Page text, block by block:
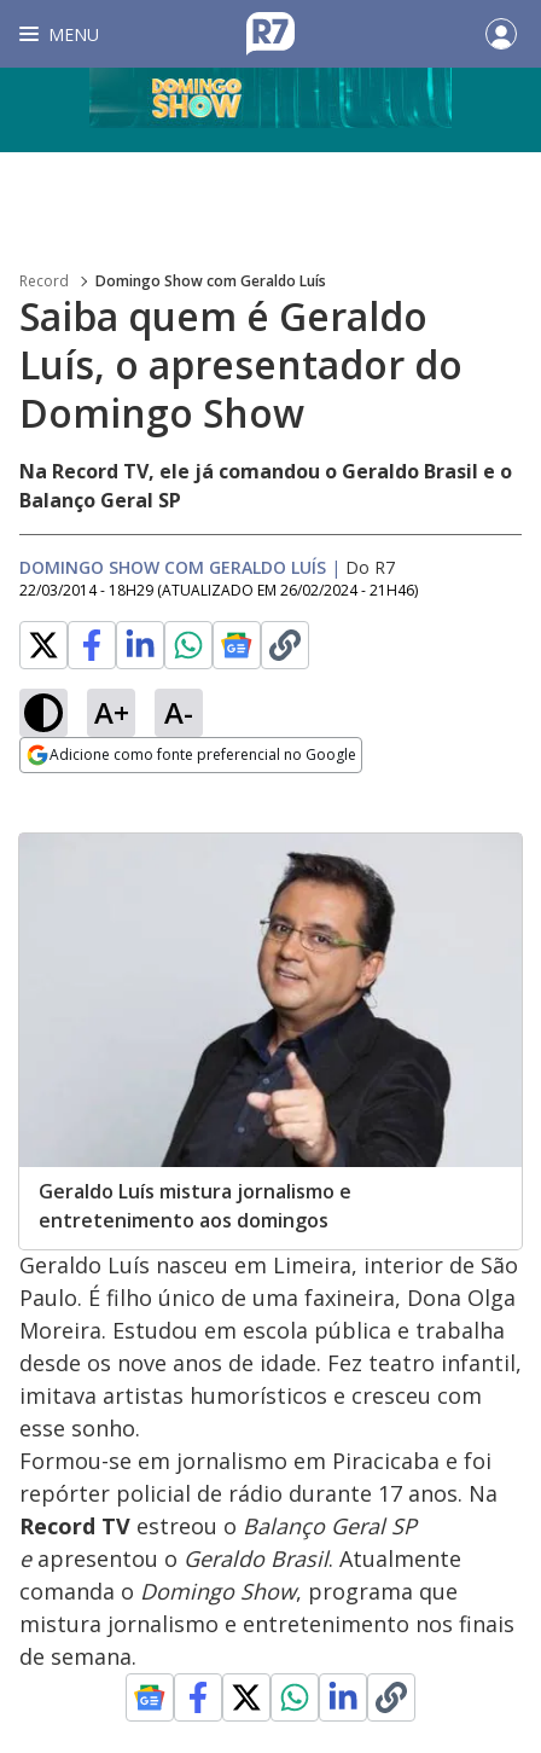
MENU
Record Domingo Show com Geraldo Luís
Saiba quem é Geraldo
Luís, o apresentador do
Domingo Show
Na Record TV, ele já comandou o Geraldo Brasil e o
Balanço Geral SP
DOMINGO SHOW COM GERALDO LUÍS | Do R7
22/03/2014 - 18H29 (ATUALIZADO EM 26/02/2024 - 21H46)
A+ A-
Adicione como fonte preferencial no Google
Geraldo Luís mistura jornalismo e
entretenimento aos domingos
Geraldo Luís nasceu em Limeira, interior de São
Paulo. É filho único de uma faxineira, Dona Olga
Moreira. Estudou em escola pública e trabalha
desde os nove anos de idade. Fez teatro infantil,
imitava artistas humorísticos e cresceu com
esse sonho.
Formou-se em jornalismo em Piracicaba e foi
repórter policial de rádio durante 17 anos. Na
Record TV estreou o Balanço Geral SP
eapresentou o Geraldo Brasil. Atualmente
comanda o Domingo Show, programa que
mistura jornalismo e entretenimento nos finais
de semana.